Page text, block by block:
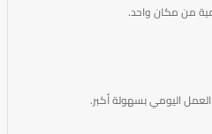
من مكان واحد.
اليومي بسهولة أكبر.